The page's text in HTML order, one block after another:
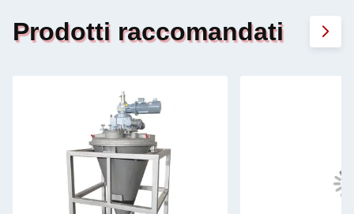
Prodotti raccomandati